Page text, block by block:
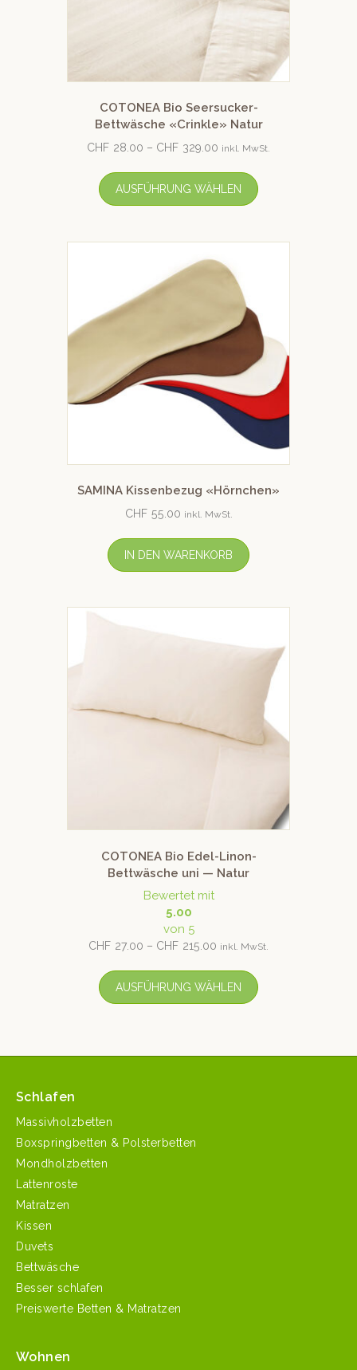
COTONEA Bio Seersucker-
Bettwäsche «Crinkle» Natur
CHF 28.00 – CHF 329.00 inkl. MwSt.
AUSFÜHRUNG WÄHLEN
SAMINA Kissenbezug «Hörnchen»
CHF 55.00 inkl. MwSt.
IN DEN WARENKORB
COTONEA Bio Edel-Linon-
Bettwäsche uni — Natur
Bewertet mit
5.00
von 5
CHF 27.00 – CHF 215.00 inkl. MwSt.
AUSFÜHRUNG WÄHLEN
Schlafen
Massivholzbetten
Boxspringbetten & Polsterbetten
Mondholzbetten
Lattenroste
Matratzen
Kissen
Duvets
Bettwäsche
Besser schlafen
Preiswerte Betten & Matratzen
Wohnen